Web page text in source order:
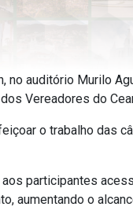
auditório Murilo
Vereadores do
o trabalho das
participantes
o